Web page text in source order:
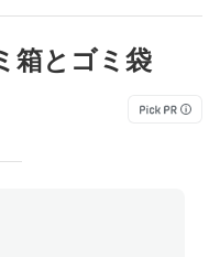
箱とゴミ袋